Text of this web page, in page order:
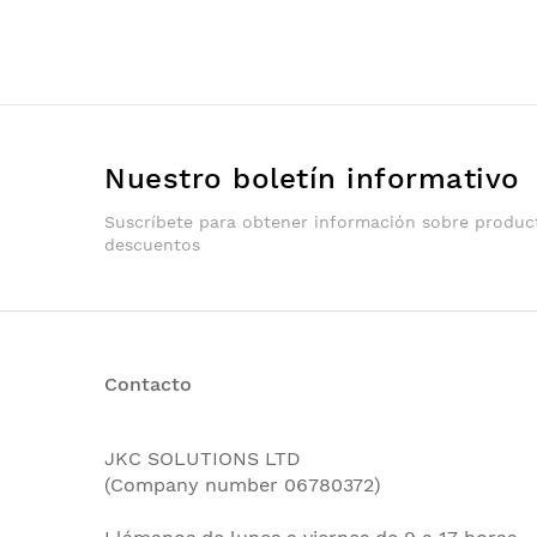
Nuestro boletín informativo
Suscríbete para obtener información sobre
descuentos
Contacto
JKC SOLUTIONS LTD
(Company number 06780372)